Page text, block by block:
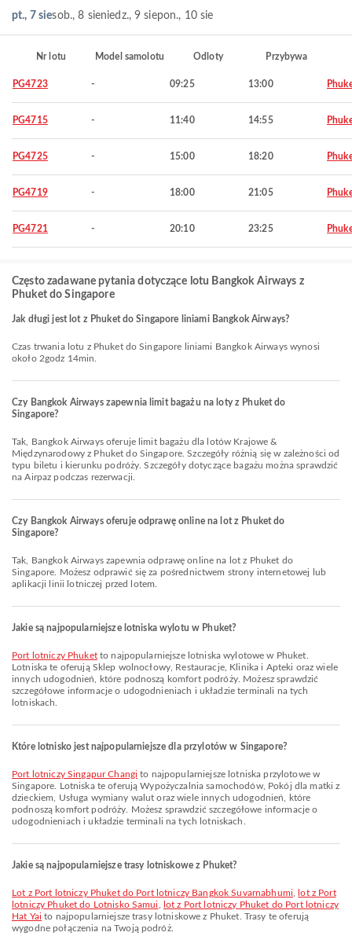
pt., 7 siesob., 8 sieniedz., 9 siepon., 10 sie
Nr lotu Model samolotu Odloty Przybywa
PG4723 - 09:25 13:00
PG4715 - 11:40 14:55
PG4725 - 15:00 18:20
PG4719 - 18:00 21:05
PG4721 - 20:10 23:25
Często zadawane pytania dotyczące lotu Bangkok Airways z
Phuket do Singapore
Jak długi jest lot z Phuket do Singapore liniami Bangkok Airways?
Czas trwania lotu z Phuket do Singapore liniami Bangkok Airways wynosi
około 2godz 14min.
Czy Bangkok Airways zapewnia limit bagażu na loty z Phuket do
Singapore?
Tak, Bangkok Airways oferuje limit bagażu dla lotów Krajowe &
Międzynarodowy z Phuket do Singapore. Szczegóły różnią się w zależności od
typu biletu i kierunku podróży. Szczegóły dotyczące bagażu można sprawdzić
na Airpaz podczas rezerwacji.
Czy Bangkok Airways oferuje odprawę online na lot z Phuket do
Singapore?
Tak, Bangkok Airways zapewnia odprawę online na lot z Phuket do
Singapore. Możesz odprawić się za pośrednictwem strony internetowej lub
aplikacji linii lotniczej przed lotem.
Jakie są najpopularniejsze lotniska wylotu w Phuket?
Port lotniczy Phuketto najpopularniejsze lotniska wylotowe w Phuket.
Lotniska te oferują Sklep wolnocłowy, Restauracje, Klinika i Apteki oraz wiele
innych udogodnień, które podnoszą komfort podróży. Możesz sprawdzić
szczegółowe informacje o udogodnieniach i układzie terminali na tych
lotniskach.
Które lotnisko jest najpopularniejsze dla przylotów w Singapore?
Port lotniczy Singapur Changi to najpopularniejsze lotniska przylotowe w
Singapore. Lotniska te oferują Wypożyczalnia samochodów, Pokój dla matki z
dzieckiem, Usługa wymiany walut oraz wiele innych udogodnień, które
podnoszą komfort podróży. Możesz sprawdzić szczegółowe informacje o
udogodnieniach i układzie terminali na tych lotniskach.
Jakie są najpopularniejsze trasy lotniskowe z Phuket?
lot z Port lotniczy Phuket do Port lotniczy Bangkok Suvarnabhumi
lot z Port
lotniczy Phuket do Lotnisko Samui
lot z Port lotniczy Phuket do Port lotniczy
Hat Yai to najpopularniejsze trasy lotniskowe z Phuket. Trasy te oferują
wygodne połączenia na Twoją podróż.